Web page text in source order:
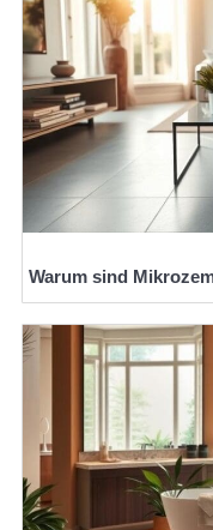
Warum sind